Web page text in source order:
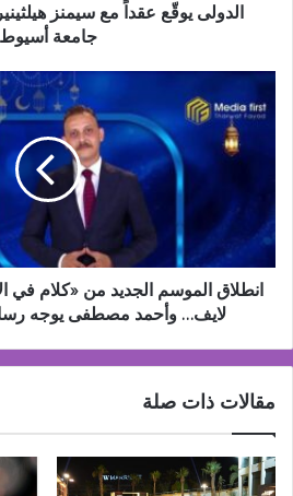
هيلثينيرز
لصالح
مستشفيات
جامعة
الدولى يوقّع عقداً مع سيمنز
جامعة أسيوط
انطلاق
الموسم
الجديد
الاقتصاد»
على
قناة
النهار
رسالة
انطلاق الموسم الجديد من «كلام في
لايف… وأحمد مصطفى يوجه
مقالات ذات صلة